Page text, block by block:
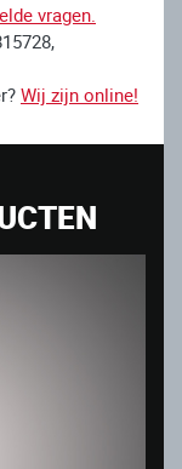
vragen.
Wij zijn online!